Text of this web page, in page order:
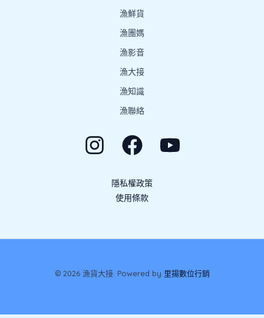
漁鮮貨
漁團媽
漁影音
漁大接
漁知識
漁聯絡
隱私權政策
使用條款
© 2026 漁貨大接. Powered by 里揚數位行銷